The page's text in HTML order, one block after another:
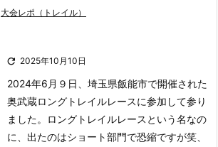
大会レポ（トレイル）
 2025年10月10日
2024年6月９日、埼玉県飯能市で開催された
奥武蔵ロングトレイルレースに参加して参り
ました。
ロングトレイルレースという名なの
に、出たのはショート部門で恐縮ですが笑、